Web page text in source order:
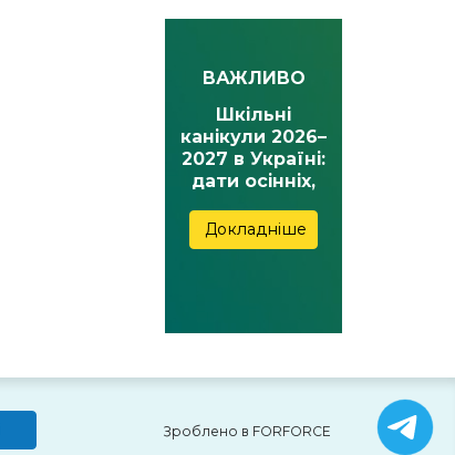
ВАЖЛИВО
Шкільні
канікули 2026–
2027 в Україні:
дати осінніх,
весняних та
літніх канікул
Докладніше
Зроблено в FORFORCE